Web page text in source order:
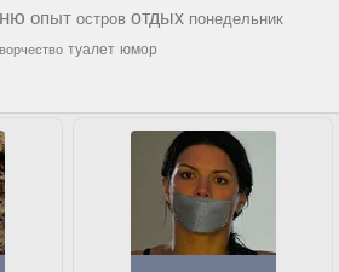
ню опыт остров отдых понедельник
туалет юмор